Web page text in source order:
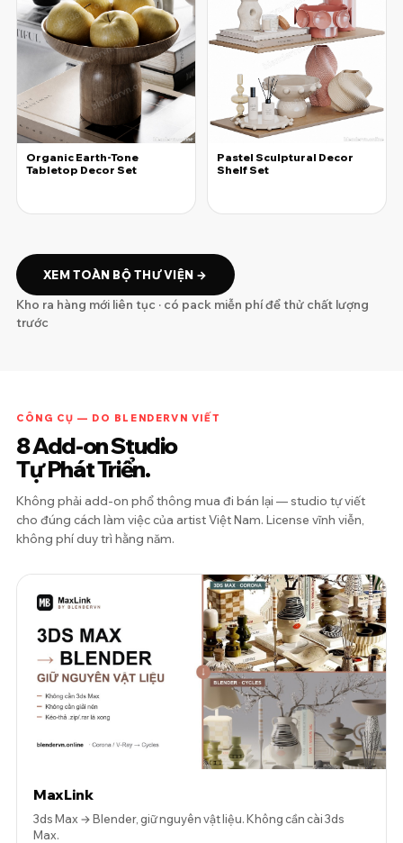
Organic Earth-Tone
Tabletop Decor Set
Pastel Sculptural Decor
Shelf Set
XEM TOÀN BỘ THƯ VIỆN →
Kho ra hàng mới liên tục · có pack miễn phí để thử chất lượng
trước
CÔNG CỤ — DO BLENDERVN VIẾT
8 Add-on Studio
Tự Phát Triển.
Không phải add-on phổ thông mua đi bán lại — studio tự viết
cho đúng cách làm việc của artist Việt Nam. License vĩnh viễn,
không phí duy trì hằng năm.
MaxLink
3ds Max → Blender, giữ nguyên vật liệu. Không cần cài 3ds
Max.